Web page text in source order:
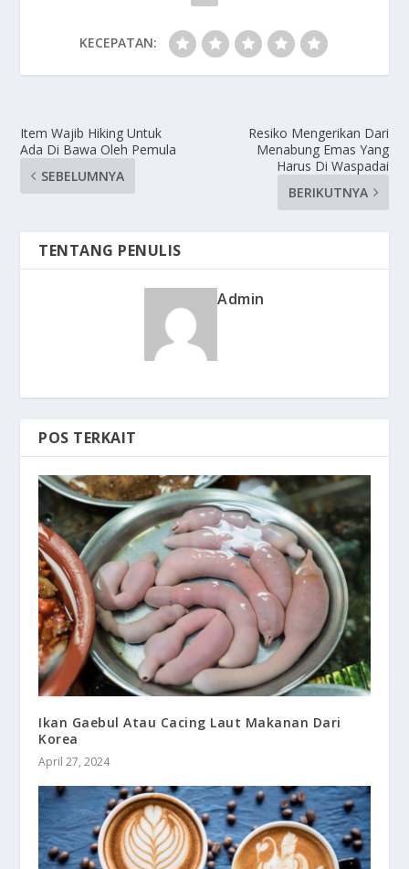
KECEPATAN:
Item Wajib Hiking Untuk
Ada Di Bawa Oleh Pemula
SEBELUMNYA
Resiko Mengerikan Dari
Menabung Emas Yang
Harus Di Waspadai
BERIKUTNYA
TENTANG PENULIS
Admin
POS TERKAIT
Ikan Gaebul Atau Cacing Laut Makanan Dari
Korea
April 27, 2024